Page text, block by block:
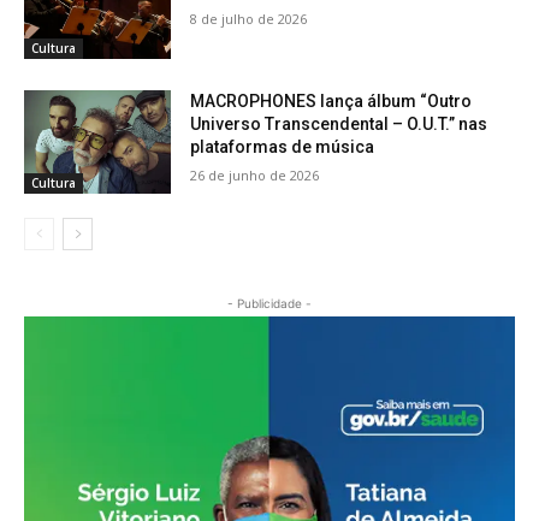
Cultura
8 de julho de 2026
Cultura
MACROPHONES lança álbum “Outro
Universo Transcendental – O.U.T.” nas
plataformas de música
26 de junho de 2026
- Publicidade -